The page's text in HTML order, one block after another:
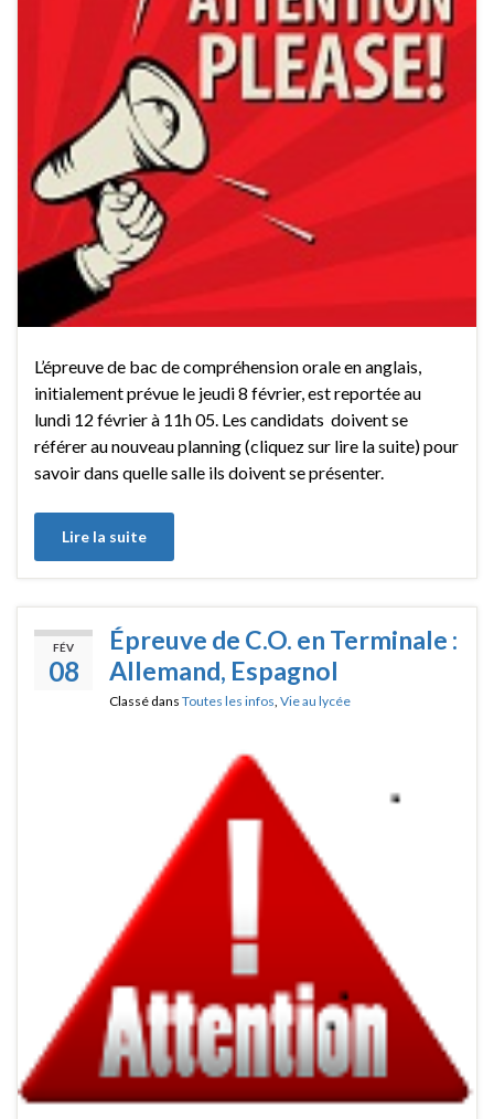
L’épreuve de bac de compréhension orale en anglais,
initialement prévue le jeudi 8 février, est reportée au
lundi 12 février à 11h 05. Les candidats doivent se
référer au nouveau planning (cliquez sur lire la suite) pour
savoir dans quelle salle ils doivent se présenter.
Lire la suite
FÉV
08
Épreuve de C.O. en Terminale :
Allemand, Espagnol
Classé dans Toutes les infos Vie au lycée